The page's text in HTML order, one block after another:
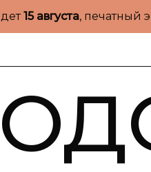
15 августа, печатный